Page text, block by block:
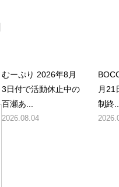
むーぷり 2026年8月
3日付で活動休止中の
百瀬あ...
2026.08.04
月21
制終...